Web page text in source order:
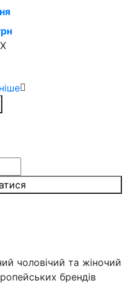
чоловічий та жіночий
брендів